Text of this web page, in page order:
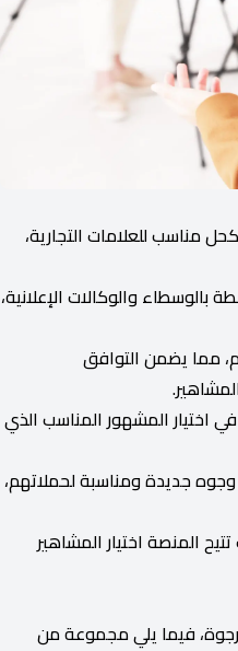
مناسب للعلامات التجارية،
بالوسطاء والوكالات الإعلانية،
مما يضمن التوافق
اختيار المشهور المناسب الذي
وجوه جديدة ومناسبة لحملاتهم،
المنصة اختيار المشاهير
فيما يلي مجموعة من